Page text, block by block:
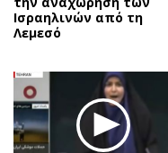
Ισραηλινών από τη
Λεμεσό